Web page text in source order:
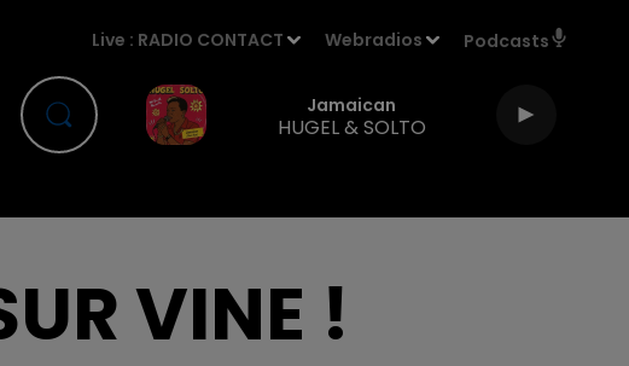
Live : RADIO CONTACT Webradios Podcasts
Jamaican
HUGEL & SOLTO
VINE !